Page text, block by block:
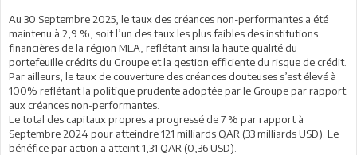
Au 30 Septembre 2025, le taux des créances non-performantes a été
maintenu à 2,9 %, soit l’un des taux les plus faibles des institutions
financières de la région MEA, reflétant ainsi la haute qualité du
portefeuille crédits du Groupe et la gestion efficiente du risque de crédit.
Par ailleurs, le taux de couverture des créances douteuses s’est élevé à
100% reflétant la politique prudente adoptée par le Groupe par rapport
aux créances non-performantes.
Le total des capitaux propres a progressé de 7 % par rapport à
Septembre 2024 pour atteindre 121 milliards QAR (33 milliards USD). Le
bénéfice par action a atteint 1,31 QAR (0,36 USD).